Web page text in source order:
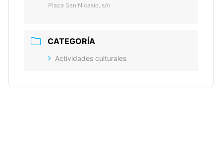
Plaza San Nicasio, s/n
CATEGORÍA
Actividades culturales